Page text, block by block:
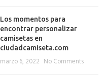
Los momentos para
encontrar personalizar
camisetas en
ciudadcamiseta.com
marzo 6, 2022 No Comments